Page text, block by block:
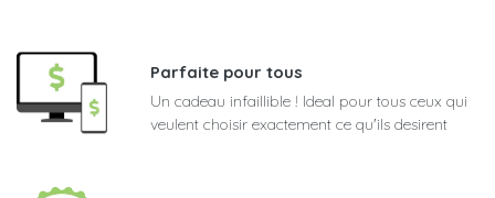
Parfaite pour tous
Un cadeau infaillible ! Ideal pour tous ceux qui
veulent choisir exactement ce qu'ils desirent